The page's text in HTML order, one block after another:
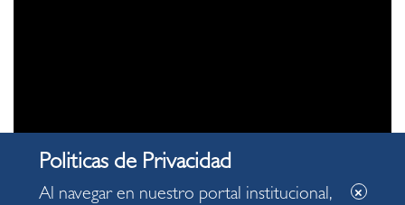
Al navegar en nuestro portal institucional,